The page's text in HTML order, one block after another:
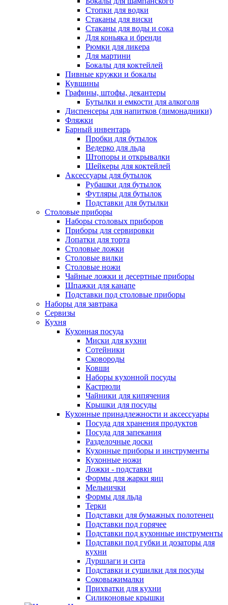
Стопки для водки
Стаканы для виски
Стаканы для воды и сока
Для коньяка и бренди
Рюмки для ликера
Для мартини
Бокалы для коктейлей
Пивные кружки и бокалы
Кувшины
Графины, штофы, декантеры
Бутылки и емкости для алкоголя
Диспенсеры для напитков (лимонадники)
Фляжки
Барный инвентарь
Пробки для бутылок
Ведерко для льда
Штопоры и открывалки
Шейкеры для коктейлей
Аксессуары для бутылок
Рубашки для бутылок
Футляры для бутылок
Подставки для бутылки
Столовые приборы
Наборы столовых приборов
Приборы для сервировки
Лопатки для торта
Столовые ложки
Столовые вилки
Столовые ножи
Чайные ложки и десертные приборы
Шпажки для канапе
Подставки под столовые приборы
Наборы для завтрака
Сервизы
Кухня
Кухонная посуда
Миски для кухни
Сотейники
Сковороды
Ковши
Наборы кухонной посуды
Кастрюли
Чайники для кипячения
Крышки для посуды
Кухонные принадлежности и аксессуары
Посуда для хранения продуктов
Посуда для запекания
Разделочные доски
Кухонные приборы и инструменты
Кухонные ножи
Ложки - подставки
Формы для жарки яиц
Мельнички
Формы для льда
Терки
Подставки для бумажных полотенец
Подставки под горячее
Подставки под кухонные инструменты
Подставки под губки и дозаторы для
кухни
Дуршлаги и сита
Подставки и сушилки для посуды
Соковыжималки
Прихватки для кухни
Силиконовые крышки